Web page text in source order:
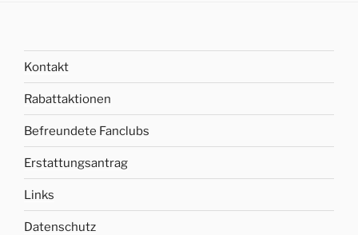
Kontakt
Rabattaktionen
Befreundete Fanclubs
Erstattungsantrag
Links
Datenschutz